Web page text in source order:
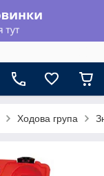
Ходова група